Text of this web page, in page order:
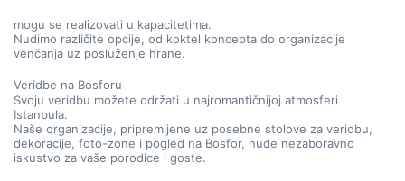
mogu se realizovati u kapacitetima.
Nudimo različite opcije, od koktel koncepta do organizacije
venčanja uz posluženje hrane.
Veridbe na Bosforu
Svoju veridbu možete održati u najromantičnijoj atmosferi
Istanbula.
Naše organizacije, pripremljene uz posebne stolove za veridbu,
dekoracije, foto-zone i pogled na Bosfor, nude nezaboravno
iskustvo za vaše porodice i goste.